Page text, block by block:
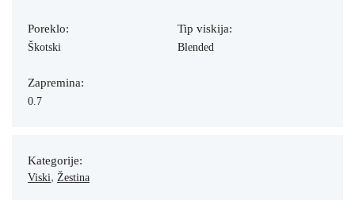
Poreklo:
Škotski
Tip viskija:
Blended
Zapremina:
0.7
Kategorije:
Viski, Žestina